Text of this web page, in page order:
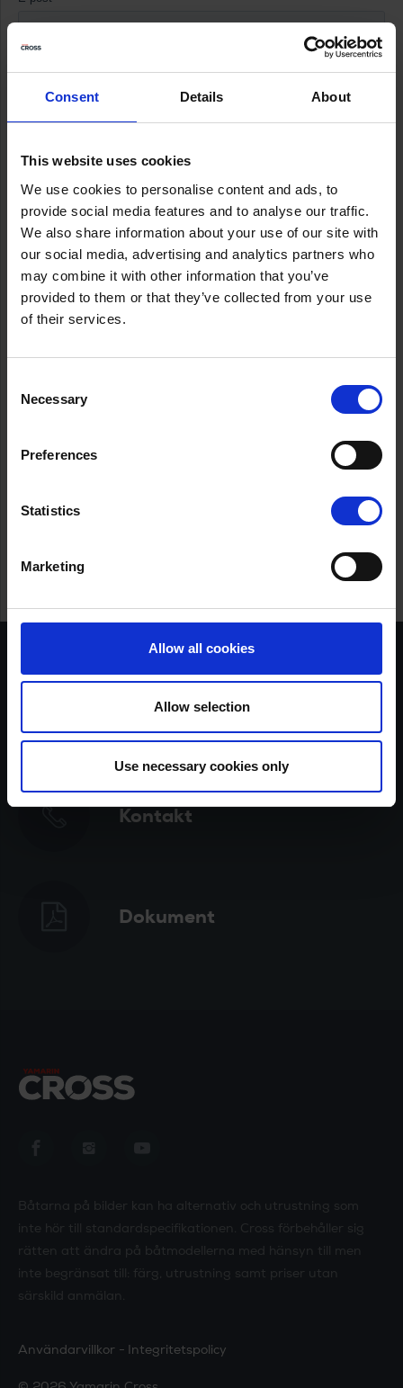
Consent Details About
This website uses cookies
We use cookies to personalise content and ads, to
provide social media features and to analyse our traffic.
We also share information about your use of our site with
our social media, advertising and analytics partners who
may combine it with other information that you’ve
provided to them or that they’ve collected from your use
of their services.
Selection
Necessary
Preferences
Statistics
Marketing
Allow all cookies
Allow selection
Use necessary cookies only
Försäljare
Kontakt
Dokument
Båtarna på bilder kan ha alternativ och utrustning som
inte hör till standardspecifikationen. Cross förbehåller sig
rätten att ändra på båtmodellerna med hänsyn till men
inte begränsat till: färg, utrustning samt priser utan
särskild anmälan.
Användarvillkor Integritetspolicy